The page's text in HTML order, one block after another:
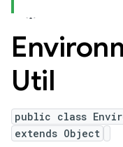
Util
public class
extends Object